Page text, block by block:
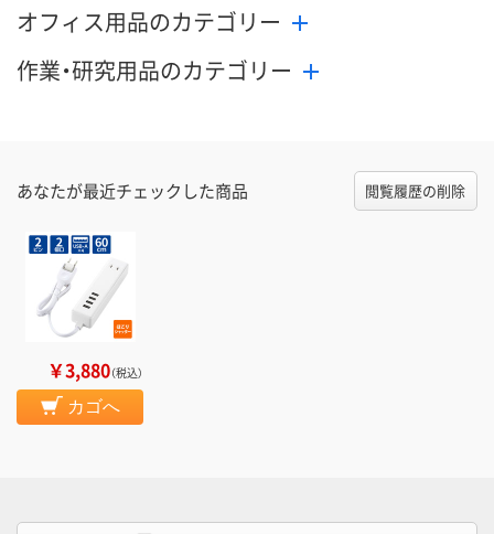
オフィス用品のカテゴリー
作業・研究用品のカテゴリー
あなたが最近チェックした商品 閲覧履歴の削除
￥3,880（税込）
カゴへ